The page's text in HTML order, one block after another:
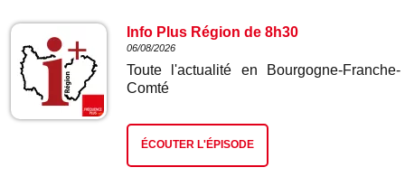
Info Plus Région de 8h30
06/08/2026
Toute l'actualité en Bourgogne-Franche-
Comté
ÉCOUTER L'ÉPISODE